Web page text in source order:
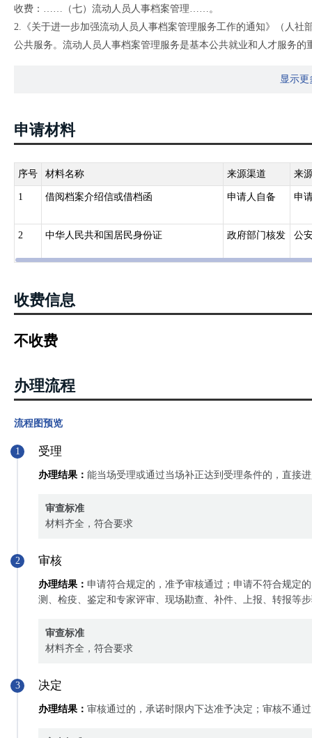
收费：……（七）流动人员人事档案管理……。
2.《关于进一步加强流动人员人事档案管理服务工作的通知》（人社
公共服务。流动人员人事档案管理服务是基本公共就业和人才服务
显示更
申请材料
序号 材料名称 来源渠道 来
1 借阅档案介绍信或借档函 申请人自备 申
2 中华人民共和国居民身份证 政府部门核发 公
收费信息
不收费
办理流程
流程图预览
1 受理
办理结果： 能当场受理或通过当场补正达到受理条件的，直接
审查标准
材料齐全，符合要求
2 审核
办理结果： 申请符合规定的，准予审核通过；申请不符合规定
测、检疫、鉴定和专家评审、现场勘查、补件、上报、转报等
审查标准
材料齐全，符合要求
3 决定
办理结果： 审核通过的，承诺时限内下达准予决定；审核不通